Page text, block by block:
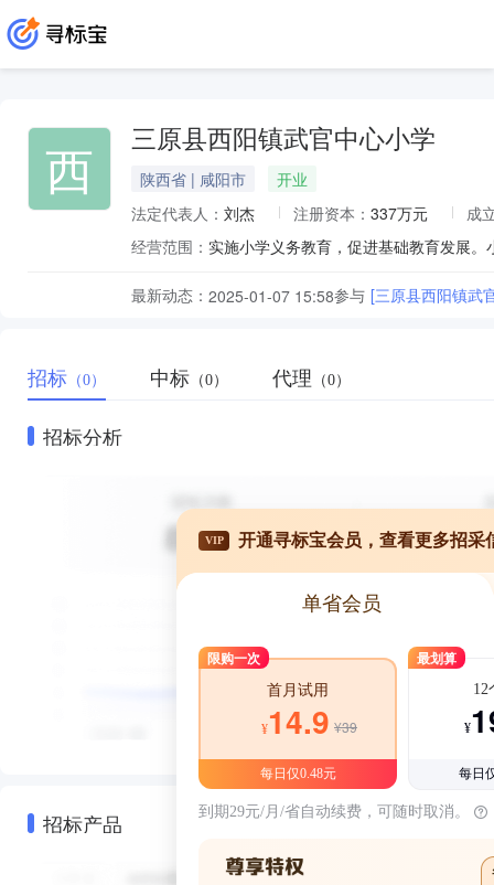
西 三原县西阳镇武官中心小学
陕西省 | 咸阳市
开业
法定代表人： 刘杰 注册资本： 337万元
成
经营范围： 实施小学义务教育，促进基础教育发展
最新动态： 2025-01-07 15:58参与 [三原县西阳镇武
招标 （0） 中标 （0） 代理 （0）
招标分析
招标产品
VIP 开通寻标宝会员，查看更多招采
单省会员
限购一次
首月试用
¥14.9 ¥39
每日仅0.48元
最划算
12
¥
每日
到期29元/月/省自动续费，可随时取消。